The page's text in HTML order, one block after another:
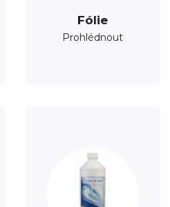
Fólie
Prohlédnout